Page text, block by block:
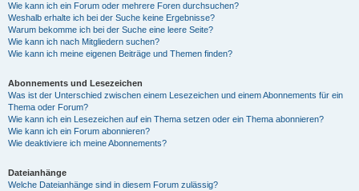
Wie kann ich ein Forum oder mehrere Foren durchsuchen?
Weshalb erhalte ich bei der Suche keine Ergebnisse?
Warum bekomme ich bei der Suche eine leere Seite?
Wie kann ich nach Mitgliedern suchen?
Wie kann ich meine eigenen Beiträge und Themen finden?
Abonnements und Lesezeichen
Was ist der Unterschied zwischen einem Lesezeichen und einem Abonnements für ein
Thema oder Forum?
Wie kann ich ein Lesezeichen auf ein Thema setzen oder ein Thema abonnieren?
Wie kann ich ein Forum abonnieren?
Wie deaktiviere ich meine Abonnements?
Dateianhänge
Welche Dateianhänge sind in diesem Forum zulässig?